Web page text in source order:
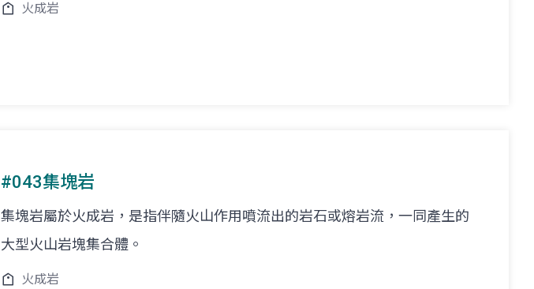
火成岩
#043集塊岩
集塊岩屬於火成岩，是指伴隨火山作用噴流出的岩石或熔岩流，一同產生的
大型火山岩塊集合體。
火成岩